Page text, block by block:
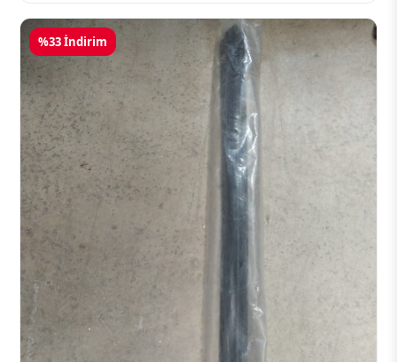
%33 İndirim